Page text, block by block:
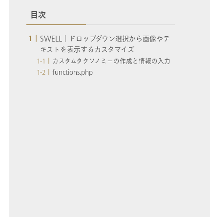
目次
SWELL│ドロップダウン選択から画像やテ
キストを表示するカスタマイズ
カスタムタクソノミーの作成と情報の入力
functions.php